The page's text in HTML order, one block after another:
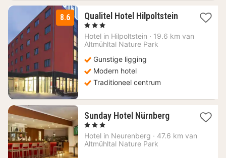
8.6 Qualitel Hotel Hilpoltstein1
vanaf
, 3 Sterren
Hotel in Hilpoltstein · 19.6 km van
Altmühltal Nature Park
Gunstige ligging
Modern hotel
Traditioneel centrum
Sunday Hotel Nürnberg2
vanaf
, 3 Sterren
Hotel in Neurenberg · 47.6 km van
Altmühltal Nature Park